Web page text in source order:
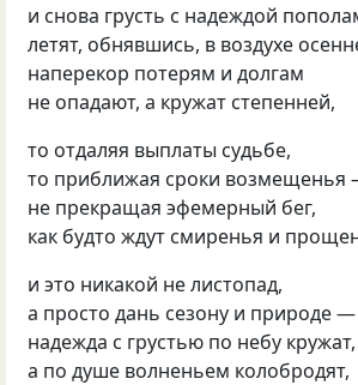
и снова грусть с надеждой
летят, обнявшись, в воздухе
наперекор потерям и долгам
не опадают, а кружат степенней,
то отдаляя выплаты судьбе,
то приближая сроки возмещенья
не прекращая эфемерный бег,
как будто ждут смиренья и
и это никакой не листопад,
а просто дань сезону и природе —
надежда с грустью по небу кружат,
а по душе волненьем колобродят,